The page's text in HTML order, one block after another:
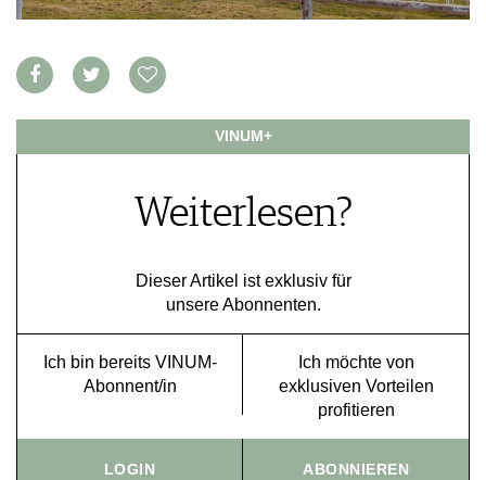
MEDIATHEK
BILDSTRECKEN
NEWS
TRINKREIFETABELLE
ABO
WEINSUCHE
VINUM+
Weiterlesen?
Dieser Artikel ist exklusiv für
unsere Abonnenten.
Ich bin bereits VINUM-
Abonnent/in
Ich möchte von
exklusiven Vorteilen
profitieren
LOGIN ABONNIEREN